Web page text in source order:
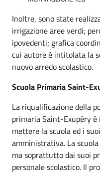
Inoltre, sono state
irrigazione aree verdi;
ipovedenti; grafica
cui autore è intitolata la
nuovo arredo scolastico.
Scuola Primaria Saint-
La riqualificazione della
primaria Saint-Exupéry è
mettere la scuola ed i
amministrativa. La
ma soprattutto dai suoi
personale scolastico. Il